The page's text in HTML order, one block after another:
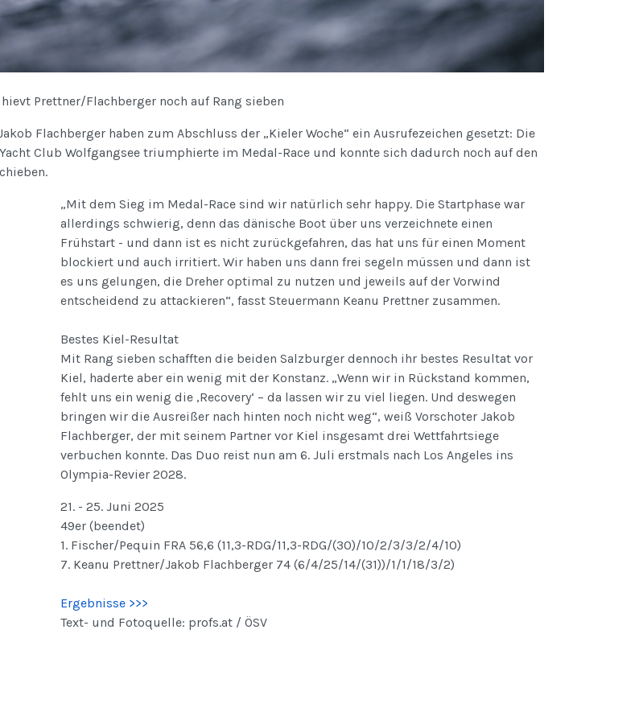
Prettner/Flachberger noch auf Rang sieben
Flachberger haben zum Abschluss der „Kieler Woche“ ein Ausrufezeichen gesetzt: Die
Club Wolfgangsee triumphierte im Medal-Race und konnte sich dadurch noch auf den
„Mit dem Sieg im Medal-Race sind wir natürlich sehr happy. Die Startphase war
allerdings schwierig, denn das dänische Boot über uns verzeichnete einen
Frühstart - und dann ist es nicht zurückgefahren, das hat uns für einen Moment
blockiert und auch irritiert. Wir haben uns dann frei segeln müssen und dann ist
es uns gelungen, die Dreher optimal zu nutzen und jeweils auf der Vorwind
entscheidend zu attackieren“, fasst Steuermann Keanu Prettner zusammen.
Bestes Kiel-Resultat
Mit Rang sieben schafften die beiden Salzburger dennoch ihr bestes Resultat vor
Kiel, haderte aber ein wenig mit der Konstanz. „Wenn wir in Rückstand kommen,
fehlt uns ein wenig die ‚Recovery‘ – da lassen wir zu viel liegen. Und deswegen
bringen wir die Ausreißer nach hinten noch nicht weg“, weiß Vorschoter Jakob
Flachberger, der mit seinem Partner vor Kiel insgesamt drei Wettfahrtsiege
verbuchen konnte. Das Duo reist nun am 6. Juli erstmals nach Los Angeles ins
Olympia-Revier 2028.
21. - 25. Juni 2025
49er (beendet)
1. Fischer/Pequin FRA 56,6 (11,3-RDG/11,3-RDG/(30)/10/2/3/3/2/4/10)
7. Keanu Prettner/Jakob Flachberger 74 (6/4/25/14/(31))/1/1/18/3/2)
Ergebnisse >>>
Text- und Fotoquelle: profs.at / ÖSV